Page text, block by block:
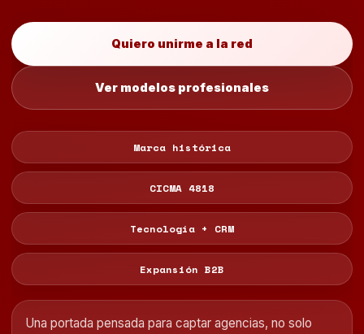
Quiero unirme a la red
Ver modelos profesionales
Marca histórica
CICMA 4818
Tecnología + CRM
Expansión B2B
Una portada pensada para captar agencias, no solo